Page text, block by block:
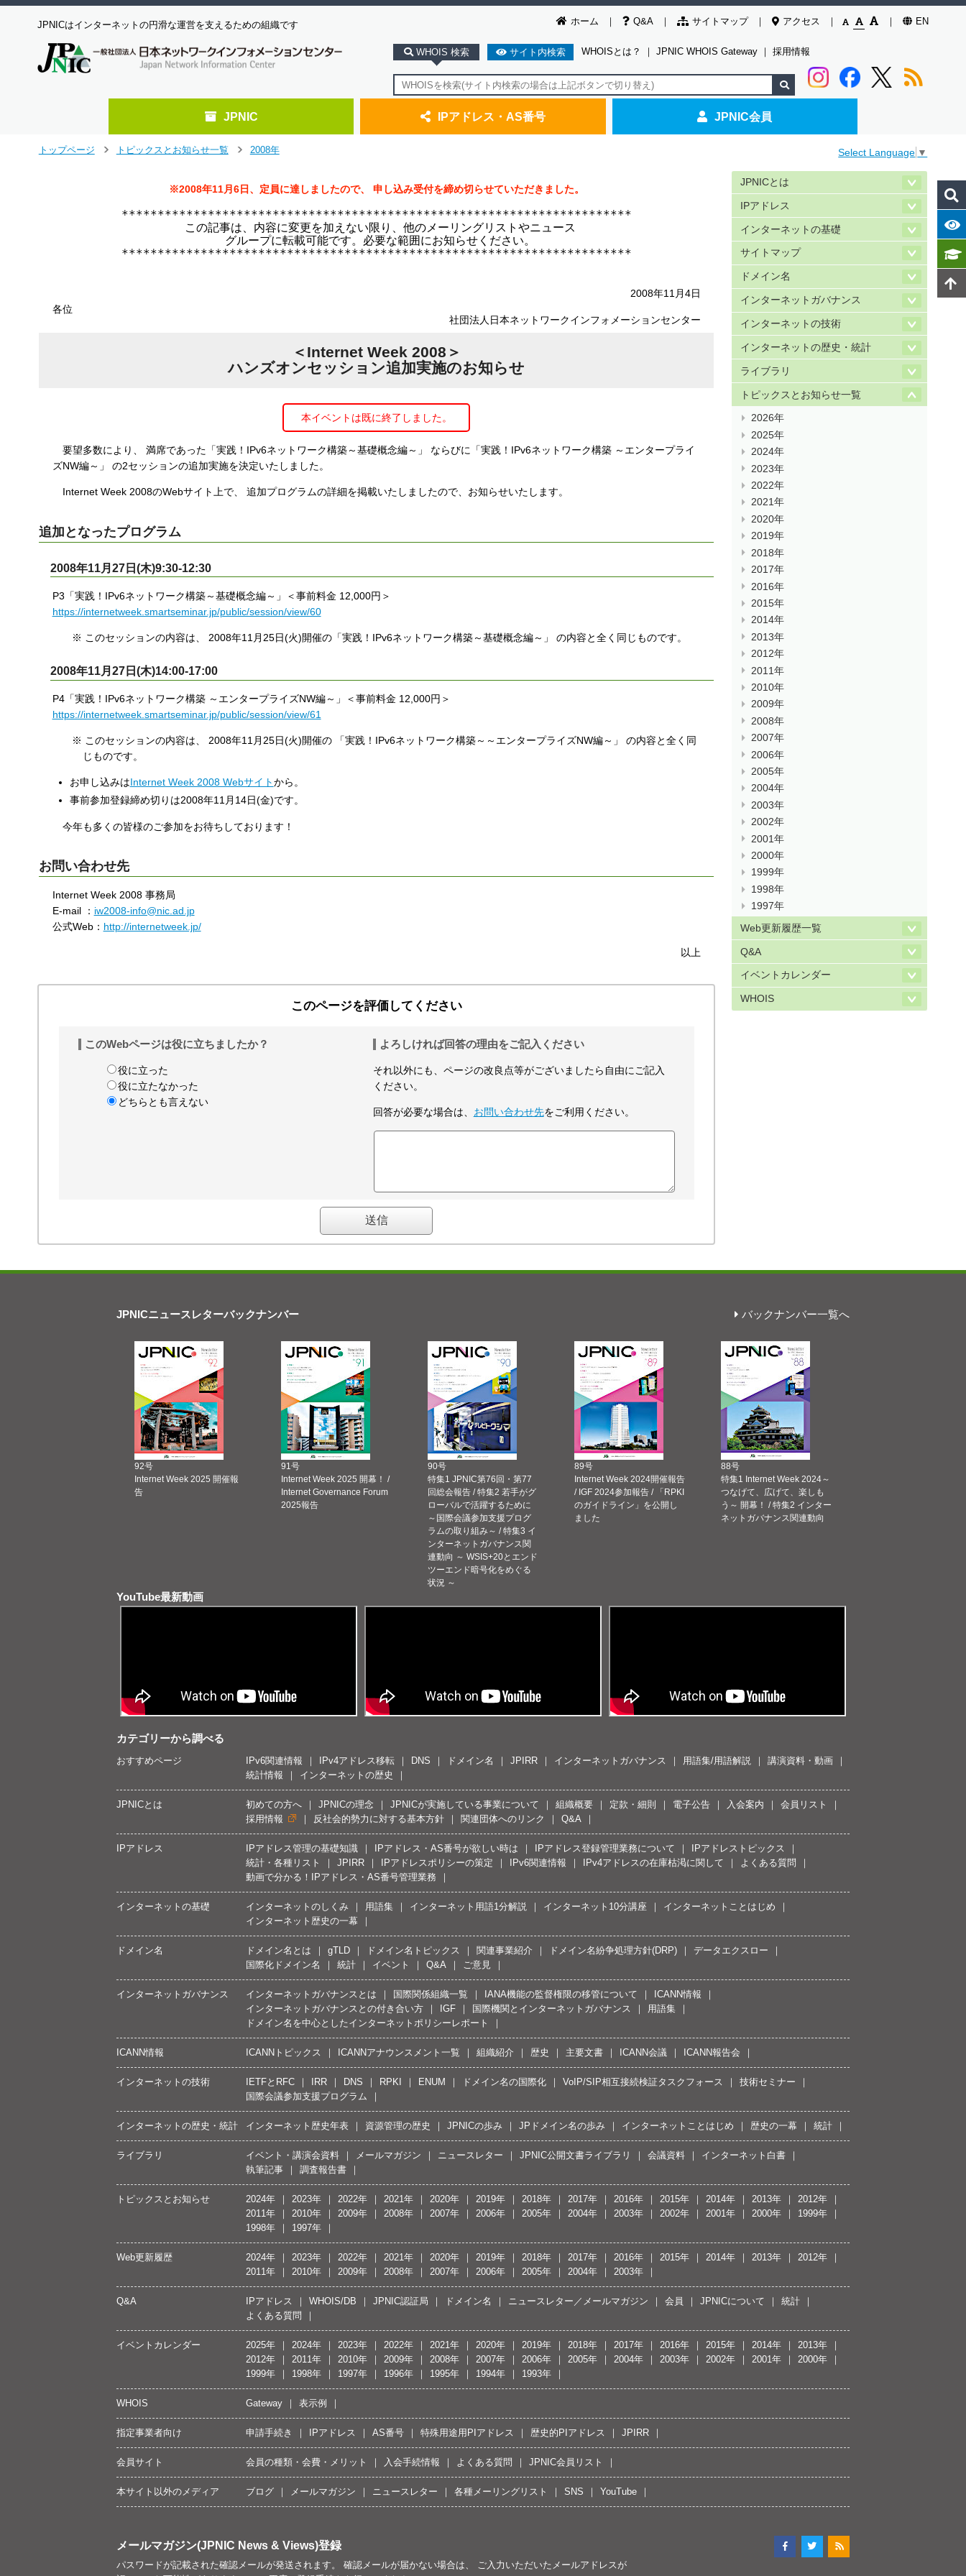
ホーム Q&A サイトマップ アクセス EN
JPNICはインターネットの円滑な運営を支えるための組織です
WHOIS 検索 サイト内検索 WHOISとは？ ｜ JPNIC WHOIS Gateway ｜ 採用情報
JPNIC IPアドレス・AS番号 JPNIC会員
トップページ
トピックスとお知らせ一覧
2008年 Select Language ▼
※2008年11月6日、定員に達しましたので、 申し込み受付を締め切らせていただきました。
***********************************************************************
この記事は、内容に変更を加えない限り、他のメーリングリストやニュース
グループに転載可能です。必要な範囲にお知らせください。
***********************************************************************
2008年11月4日
各位
社団法人日本ネットワークインフォメーションセンター
＜Internet Week 2008＞
ハンズオンセッション追加実施のお知らせ
本イベントは既に終了しました。
要望多数により、 満席であった「実践！IPv6ネットワーク構築～基礎概念編～」 ならびに「実践！IPv6ネットワーク構築 ～エンタープライ
ズNW編～」 の2セッションの追加実施を決定いたしました。
Internet Week 2008のWebサイト上で、 追加プログラムの詳細を掲載いたしましたので、お知らせいたします。
追加となったプログラム
2008年11月27日(木)9:30-12:30
P3「実践！IPv6ネットワーク構築～基礎概念編～」＜事前料金 12,000円＞
https://internetweek.smartseminar.jp/public/session/view/60
※ このセッションの内容は、 2008年11月25日(火)開催の「実践！IPv6ネットワーク構築～基礎概念編～」 の内容と全く同じものです。
2008年11月27日(木)14:00-17:00
P4「実践！IPv6ネットワーク構築 ～エンタープライズNW編～」＜事前料金 12,000円＞
https://internetweek.smartseminar.jp/public/session/view/61
※ このセッションの内容は、 2008年11月25日(火)開催の 「実践！IPv6ネットワーク構築～～エンタープライズNW編～」 の内容と全く同
じものです。
お申し込みはInternet Week 2008 Webサイトから。
事前参加登録締め切りは2008年11月14日(金)です。
今年も多くの皆様のご参加をお待ちしております！
お問い合わせ先
Internet Week 2008 事務局
E-mail ： iw2008-info@nic.ad.jp
公式Web： http://internetweek.jp/
以上
JPNICとは
IPアドレス
インターネットの基礎
サイトマップ
ドメイン名
インターネットガバナンス
インターネットの技術
インターネットの歴史・統計
ライブラリ
トピックスとお知らせ一覧
2026年
2025年
2024年
2023年
2022年
2021年
2020年
2019年
2018年
2017年
2016年
2015年
2014年
2013年
2012年
2011年
2010年
2009年
2008年
2007年
2006年
2005年
2004年
2003年
2002年
2001年
2000年
1999年
1998年
1997年
Web更新履歴一覧
Q&A
イベントカレンダー
WHOIS
このページを評価してください
このWebページは役に立ちましたか？
役に立った
役に立たなかった
どちらとも言えない
よろしければ回答の理由をご記入ください
それ以外にも、ページの改良点等がございましたら自由にご記入
ください。
回答が必要な場合は、 お問い合わせ先をご利用ください。
JPNICニュースレターバックナンバー バックナンバー一覧へ
92号
Internet Week 2025 開催報
告
91号
Internet Week 2025 開幕！ /
Internet Governance Forum
2025報告
90号
特集1 JPNIC第76回・第77
回総会報告 / 特集2 若手がグ
ローバルで活躍するために
～国際会議参加支援プログ
ラムの取り組み～ / 特集3 イ
ンターネットガバナンス関
連動向 ～ WSIS+20とエンド
ツーエンド暗号化をめぐる
状況 ～
89号
Internet Week 2024開催報告
/ IGF 2024参加報告 / 「RPKI
のガイドライン」を公開し
ました
88号
特集1 Internet Week 2024～
つなげて、広げて、楽しも
う～ 開幕！ / 特集2 インター
ネットガバナンス関連動向
YouTube最新動画
カテゴリーから調べる
おすすめページ IPv6関連情報 IPv4アドレス移転 DNS ドメイン名 JPIRR インターネットガバナンス 用語集/用語解説
講演資料・動画
統計情報
インターネットの歴史
JPNICとは 初めての方へ JPNICの理念 JPNICが実施している事業について 組織概要 定款・細則 電子公告 入会案内
会員リスト
採用情報
反社会的勢力に対する基本方針 関連団体へのリンク Q&A
IPアドレス IPアドレス管理の基礎知識 IPアドレス・AS番号が欲しい時は IPアドレス登録管理業務について
IPアドレストピックス
統計・各種リスト
JPIRR IPアドレスポリシーの策定 IPv6関連情報 IPv4アドレスの在庫枯渇に関して
よくある質問
動画で分かる！IPアドレス・AS番号管理業務
インターネットの基礎 インターネットのしくみ 用語集 インターネット用語1分解説 インターネット10分講座
インターネットことはじめ
インターネット歴史の一幕
ドメイン名 ドメイン名とは gTLD ドメイン名トピックス 関連事業紹介 ドメイン名紛争処理方針(DRP)
データエクスロー
国際化ドメイン名
統計 イベント Q&A ご意見
インターネットガバナンス インターネットガバナンスとは 国際関係組織一覧 IANA機能の監督権限の移管について
ICANN情報
インターネットガバナンスとの付き合い方
IGF 国際機関とインターネットガバナンス
用語集
ドメイン名を中心としたインターネットポリシーレポート
ICANN情報 ICANNトピックス ICANNアナウンスメント一覧 組織紹介 歴史 主要文書 ICANN会議 ICANN報告会
インターネットの技術 IETFとRFC IRR DNS RPKI ENUM ドメイン名の国際化 VoIP/SIP相互接続検証タスクフォース
技術セミナー
国際会議参加支援プログラム
インターネットの歴史・統計 インターネット歴史年表 資源管理の歴史 JPNICの歩み JPドメイン名の歩み インターネットことはじめ 歴史の一幕 統計
ライブラリ イベント・講演会資料 メールマガジン ニュースレター JPNIC公開文書ライブラリ 会議資料
インターネット白書
執筆記事
調査報告書
トピックスとお知らせ 2024年 2023年 2022年 2021年 2020年 2019年 2018年 2017年 2016年 2015年 2014年 2013年
2012年
2011年
2010年 2009年 2008年 2007年 2006年 2005年 2004年 2003年 2002年 2001年 2000年
1999年
1998年
1997年
Web更新履歴 2024年 2023年 2022年 2021年 2020年 2019年 2018年 2017年 2016年 2015年 2014年 2013年
2012年
2011年
2010年 2009年 2008年 2007年 2006年 2005年 2004年 2003年
Q&A IPアドレス WHOIS/DB JPNIC認証局 ドメイン名 ニュースレター／メールマガジン 会員 JPNICについて
統計
よくある質問
イベントカレンダー 2025年 2024年 2023年 2022年 2021年 2020年 2019年 2018年 2017年 2016年 2015年 2014年
2013年
2012年
2011年 2010年 2009年 2008年 2007年 2006年 2005年 2004年 2003年 2002年 2001年
2000年
1999年
1998年 1997年 1996年 1995年 1994年 1993年
WHOIS Gateway 表示例
指定事業者向け 申請手続き IPアドレス AS番号 特殊用途用PIアドレス 歴史的PIアドレス JPIRR
会員サイト 会員の種類・会費・メリット 入会手続情報 よくある質問 JPNIC会員リスト
本サイト以外のメディア ブログ メールマガジン ニュースレター 各種メーリングリスト SNS YouTube
メールマガジン(JPNIC News & Views)登録
パスワードが記載された確認メールが発送されます。 確認メールが届かない場合は、 ご入力いただいたメールアドレスが